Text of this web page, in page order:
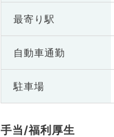
最寄り駅
自動車通勤
駐車場
手当/福利厚生